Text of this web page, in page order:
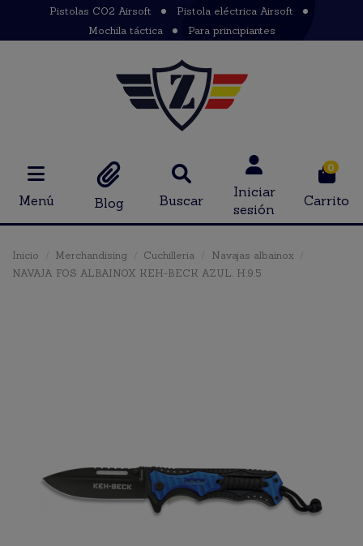
Pistolas CO2 Airsoft
Pistola eléctrica Airsoft
Mochila táctica
Para principiantes
Menú Blog Buscar
Iniciar
sesión
0
Carrito
Inicio Merchandising Cuchilleria
Navajas albainox
NAVAJA FOS ALBAINOX KEH-BECK AZUL. H:9.5